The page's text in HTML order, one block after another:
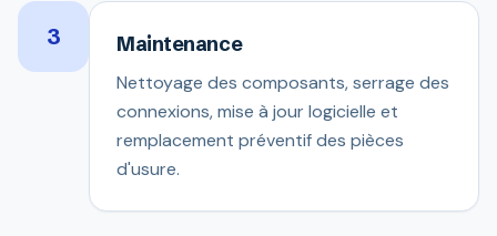
3 Maintenance
Nettoyage des composants, serrage des
connexions, mise à jour logicielle et
remplacement préventif des pièces
d'usure.